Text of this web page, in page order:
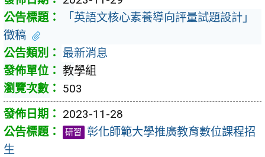
「英語文核心素養導向評量試題設計」
徵稿
最新消息
教學組
503
2023-11-28
研習 彰化師範大學推廣教育數位課程招
生